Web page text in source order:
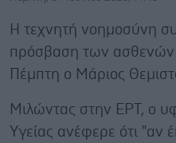
Η τεχνητή νοημοσύνη
πρόσβαση των ασθενών
Πέμπτη ο Μάριος
Μιλώντας στην ΕΡΤ, ο
Υγείας ανέφερε ότι "αν